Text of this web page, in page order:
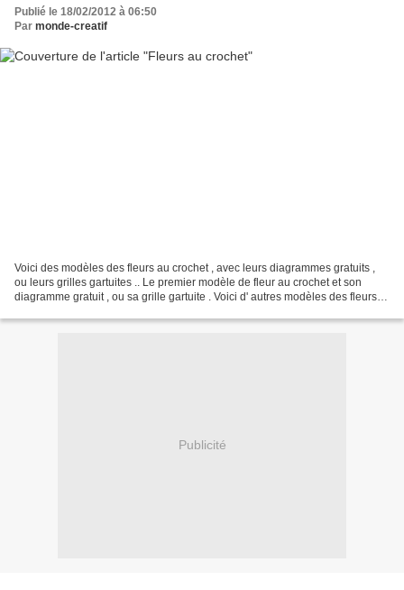
Publié le 18/02/2012 à 06:50
Par monde-creatif
Voici des modèles des fleurs au crochet , avec leurs diagrammes gratuits ,
ou leurs grilles gartuites .. Le premier modèle de fleur au crochet et son
diagramme gratuit , ou sa grille gartuite . Voici d' autres modèles des fleurs
Publicité